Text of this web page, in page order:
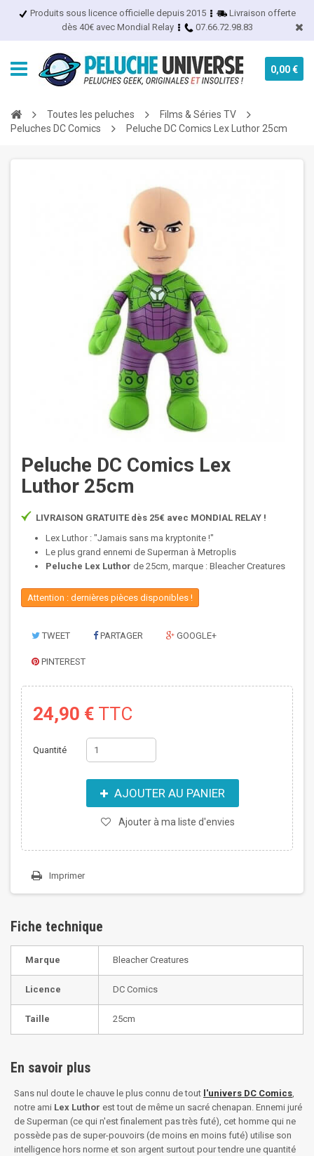
Produits sous licence officielle depuis 2015
Livraison offerte
dès 40€ avec Mondial Relay
07.66.72.98.83
0,00 €
Toutes les peluches
Films & Séries TV
Peluches DC Comics
Peluche DC Comics Lex Luthor 25cm
Peluche DC Comics Lex
Luthor 25cm
LIVRAISON GRATUITE dès 25€ avec MONDIAL RELAY !
Lex Luthor : "Jamais sans ma kryptonite !"
Le plus grand ennemi de Superman à Metroplis
Peluche Lex Luthor de 25cm, marque : Bleacher Creatures
Attention : dernières pièces disponibles !
TWEET PARTAGER GOOGLE+
PINTEREST
24,90 € TTC
Quantité
AJOUTER AU PANIER
Ajouter à ma liste d'envies
Imprimer
Fiche technique
Marque Bleacher Creatures
Licence DC Comics
Taille 25cm
En savoir plus
Sans nul doute le chauve le plus connu de tout l'univers DC Comics,
notre ami Lex Luthor est tout de même un sacré chenapan. Ennemi juré
de Superman (ce qui n'est finalement pas très futé), cet homme qui ne
possède pas de super-pouvoirs (de moins en moins futé) utilise son
intelligence hors norme et son argent surtout pour tendre une quantité